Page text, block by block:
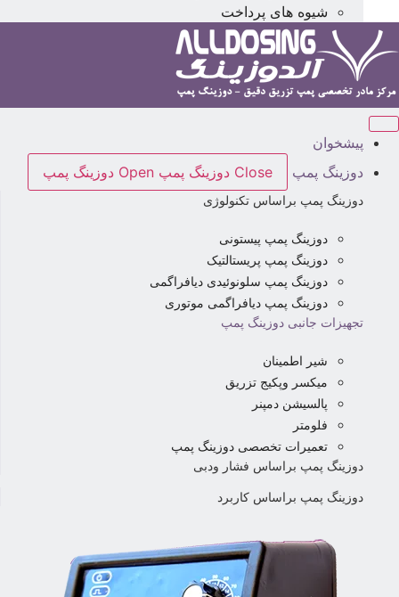
شیوه های پرداخت
پیشخوان
دوزینگ پمپ
Close دوزینگ پمپ Open دوزینگ پمپ
دوزینگ پمپ براساس تکنولوژی
دوزینگ پمپ پیستونی
دوزینگ پمپ پریستالتیک
دوزینگ پمپ سلونوئیدی دیافراگمی
دوزینگ پمپ دیافراگمی موتوری
تجهیزات جانبی دوزینگ پمپ
شیر اطمینان
میکسر وپکیج تزریق
پالسیشن دمپنر
فلومتر
تعمیرات تخصصی دوزینگ پمپ
دوزینگ پمپ براساس فشار ودبی
دوزینگ پمپ براساس کاربرد